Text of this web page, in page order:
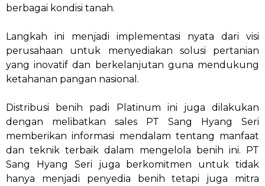
berbagai kondisi tanah.
Langkah ini menjadi implementasi nyata dari visi
perusahaan untuk menyediakan solusi pertanian
yang inovatif dan berkelanjutan guna mendukung
ketahanan pangan nasional.
Distribusi benih padi Platinum ini juga dilakukan
dengan melibatkan sales PT Sang Hyang Seri
memberikan informasi mendalam tentang manfaat
dan teknik terbaik dalam mengelola benih ini. PT
Sang Hyang Seri juga berkomitmen untuk tidak
hanya menjadi penyedia benih tetapi juga mitra